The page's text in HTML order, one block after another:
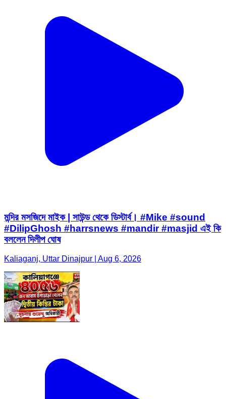
মন্দির মসজিদে মাইক | সাউন্ড থেকে ডিস্টার্ব। #Mike #sound
#DilipGhosh #harrsnews #mandir #masjid এই কি
বললেন দিলীপ ঘোষ
Kaliaganj, Uttar Dinajpur | Aug 6, 2026